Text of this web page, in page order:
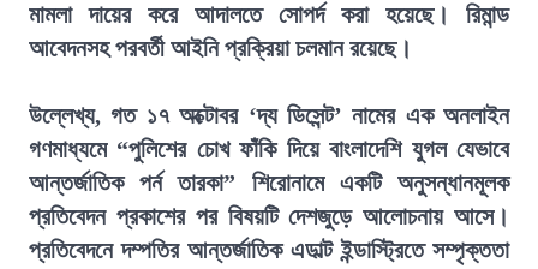
মামলা দায়ের করে আদালতে সোপর্দ করা হয়েছে। রিমান্ড
আবেদনসহ পরবর্তী আইনি প্রক্রিয়া চলমান রয়েছে।
উল্লেখ্য, গত ১৭ অক্টোবর ‘দ্য ডিসেন্ট’ নামের এক অনলাইন
গণমাধ্যমে “পুলিশের চোখ ফাঁকি দিয়ে বাংলাদেশি যুগল যেভাবে
আন্তর্জাতিক পর্ন তারকা” শিরোনামে একটি অনুসন্ধানমূলক
প্রতিবেদন প্রকাশের পর বিষয়টি দেশজুড়ে আলোচনায় আসে।
প্রতিবেদনে দম্পতির আন্তর্জাতিক এডাল্ট ইন্ডাস্ট্রিতে সম্পৃক্ততা